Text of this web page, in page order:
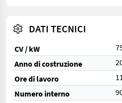
DATI TECNICI
CV / kW
Anno di costruzione
Ore di lavoro
Numero interno